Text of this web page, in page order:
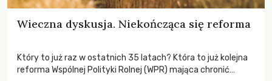
Wieczna dyskusja. Niekończąca się reforma
Który to już raz w ostatnich 35 latach? Która to już kolejna
reforma Wspólnej Polityki Rolnej (WPR) mająca chronić